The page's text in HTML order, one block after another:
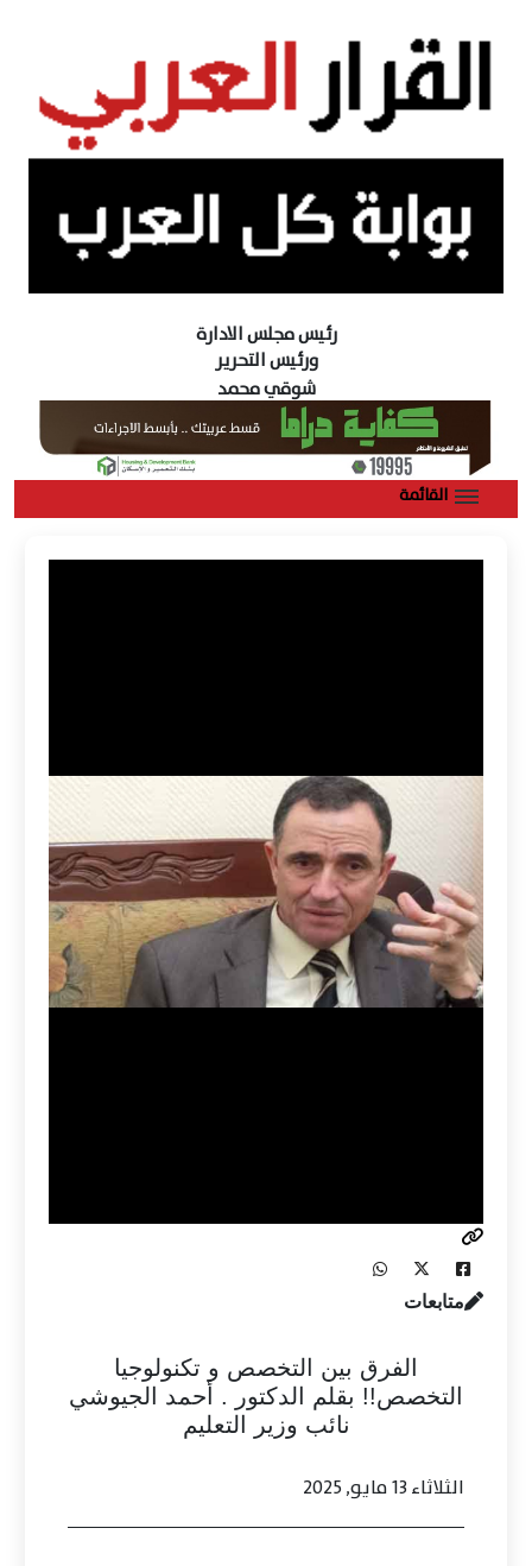
رئيس مجلس الادارة
ورئيس التحرير
شوقي محمد
القائمة
متابعات
الفرق بين التخصص و تكنولوجيا
التخصص!! بقلم الدكتور . أحمد الجيوشي
نائب وزير التعليم
الثلاثاء 13 مايو, 2025